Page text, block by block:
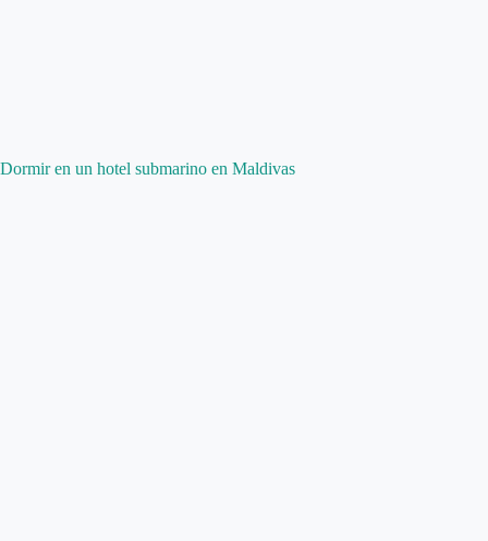
Dormir en un hotel submarino en Maldivas